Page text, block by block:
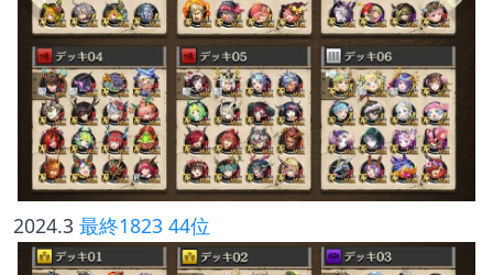
2024.3 最終1823 44位